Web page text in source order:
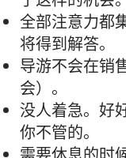
全部注意力都
将得到解答。
导游不会在销
会）。
没人着急。好
你不管的。